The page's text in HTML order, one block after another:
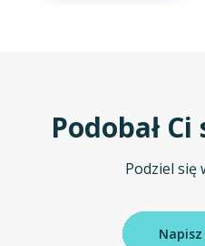
Podobał
Podziel się